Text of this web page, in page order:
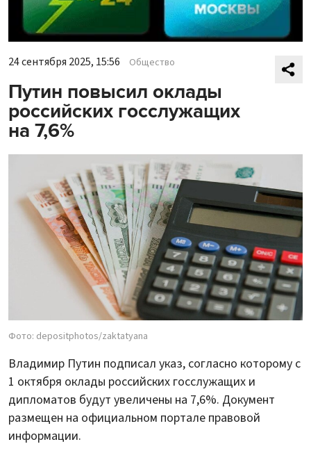
24 сентября 2025, 15:56 Общество
Путин повысил оклады
российских госслужащих
на 7,6%
Фото: depositphotos/zaktatyana
Владимир Путин подписал указ, согласно которому с
1 октября оклады российских госслужащих и
дипломатов будут увеличены на 7,6%. Документ
размещен на официальном портале правовой
информации.